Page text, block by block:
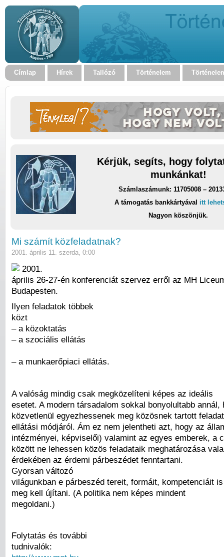
Címlap Hírek Tallózó Történelem
Kérjük, segíts, hogy
munkánkat!
Számlaszámunk: 11705008 –
A támogatás bankkártyával itt
Nagyon köszönjük.
Mi számít közfeladatnak?
2001. április 11. szerda, 0:00
2001.
április 26-27-én konferenciát szervez erről az MH
Budapesten.
Ilyen feladatok többek
közt
– a közoktatás
– a szociális ellátás
– a munkaerőpiaci ellátás.
A valóság mindig csak megközelíteni képes az ideális
esetet. A modern társadalom sokkal bonyolultabb annál,
közvetlenül egyezhessenek meg közösnek tartott
ellátási módjáról. Ám ez nem jelentheti azt, hogy az
intézményei, képviselői) valamint az egyes emberek, a
között ne lehessen közös feladataik meghatározása
érdekében az érdemi párbeszédet fenntartani.
Gyorsan változó
világunkban e párbeszéd tereit, formáit, kompetenciáit
meg kell újítani. (A politika nem képes mindent
megoldani.)
Folytatás és további
tudnivalók: